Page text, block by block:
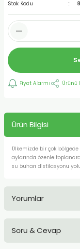
Stok Kodu
Fiyat Alarmı Ürünü
Ürün Bilgisi
Ülkemizde bir çok
aylarında özenle
su buharı distilasyonu
Yorumlar
Soru & Cevap